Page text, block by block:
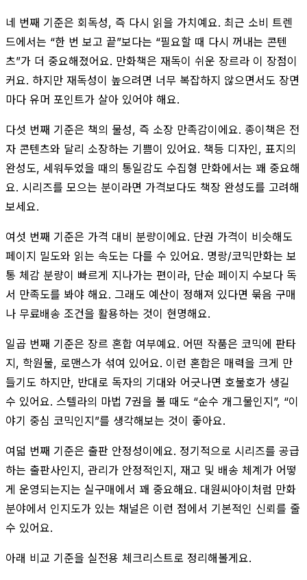
네 번째 기준은 회독성, 즉 다시 읽을 가치예요. 최근 소비 트렌
드에서는 “한 번 보고 끝”보다는 “필요할 때 다시 꺼내는 콘텐
츠”가 더 중요해졌어요. 만화책은 재독이 쉬운 장르라 이 장점이
커요. 하지만 재독성이 높으려면 너무 복잡하지 않으면서도 장면
마다 유머 포인트가 살아 있어야 해요.
다섯 번째 기준은 책의 물성, 즉 소장 만족감이에요. 종이책은 전
자 콘텐츠와 달리 소장하는 기쁨이 있어요. 책등 디자인, 표지의
완성도, 세워두었을 때의 통일감도 수집형 만화에서는 꽤 중요해
요. 시리즈를 모으는 분이라면 가격보다도 책장 완성도를 고려해
보세요.
여섯 번째 기준은 가격 대비 분량이에요. 단권 가격이 비슷해도
페이지 밀도와 읽는 속도는 다를 수 있어요. 명랑/코믹만화는 보
통 체감 분량이 빠르게 지나가는 편이라, 단순 페이지 수보다 독
서 만족도를 봐야 해요. 그래도 예산이 정해져 있다면 묶음 구매
나 무료배송 조건을 활용하는 것이 현명해요.
일곱 번째 기준은 장르 혼합 여부예요. 어떤 작품은 코믹에 판타
지, 학원물, 로맨스가 섞여 있어요. 이런 혼합은 매력을 크게 만
들기도 하지만, 반대로 독자의 기대와 어긋나면 호불호가 생길
수 있어요. 스텔라의 마법 7권을 볼 때도 “순수 개그물인지”, “이
야기 중심 코믹인지”를 생각해보는 것이 좋아요.
여덟 번째 기준은 출판 안정성이에요. 정기적으로 시리즈를 공급
하는 출판사인지, 관리가 안정적인지, 재고 및 배송 체계가 어떻
게 운영되는지는 실구매에서 꽤 중요해요. 대원씨아이처럼 만화
분야에서 인지도가 있는 채널은 이런 점에서 기본적인 신뢰를 줄
수 있어요.
아래 비교 기준을 실전용 체크리스트로 정리해볼게요.